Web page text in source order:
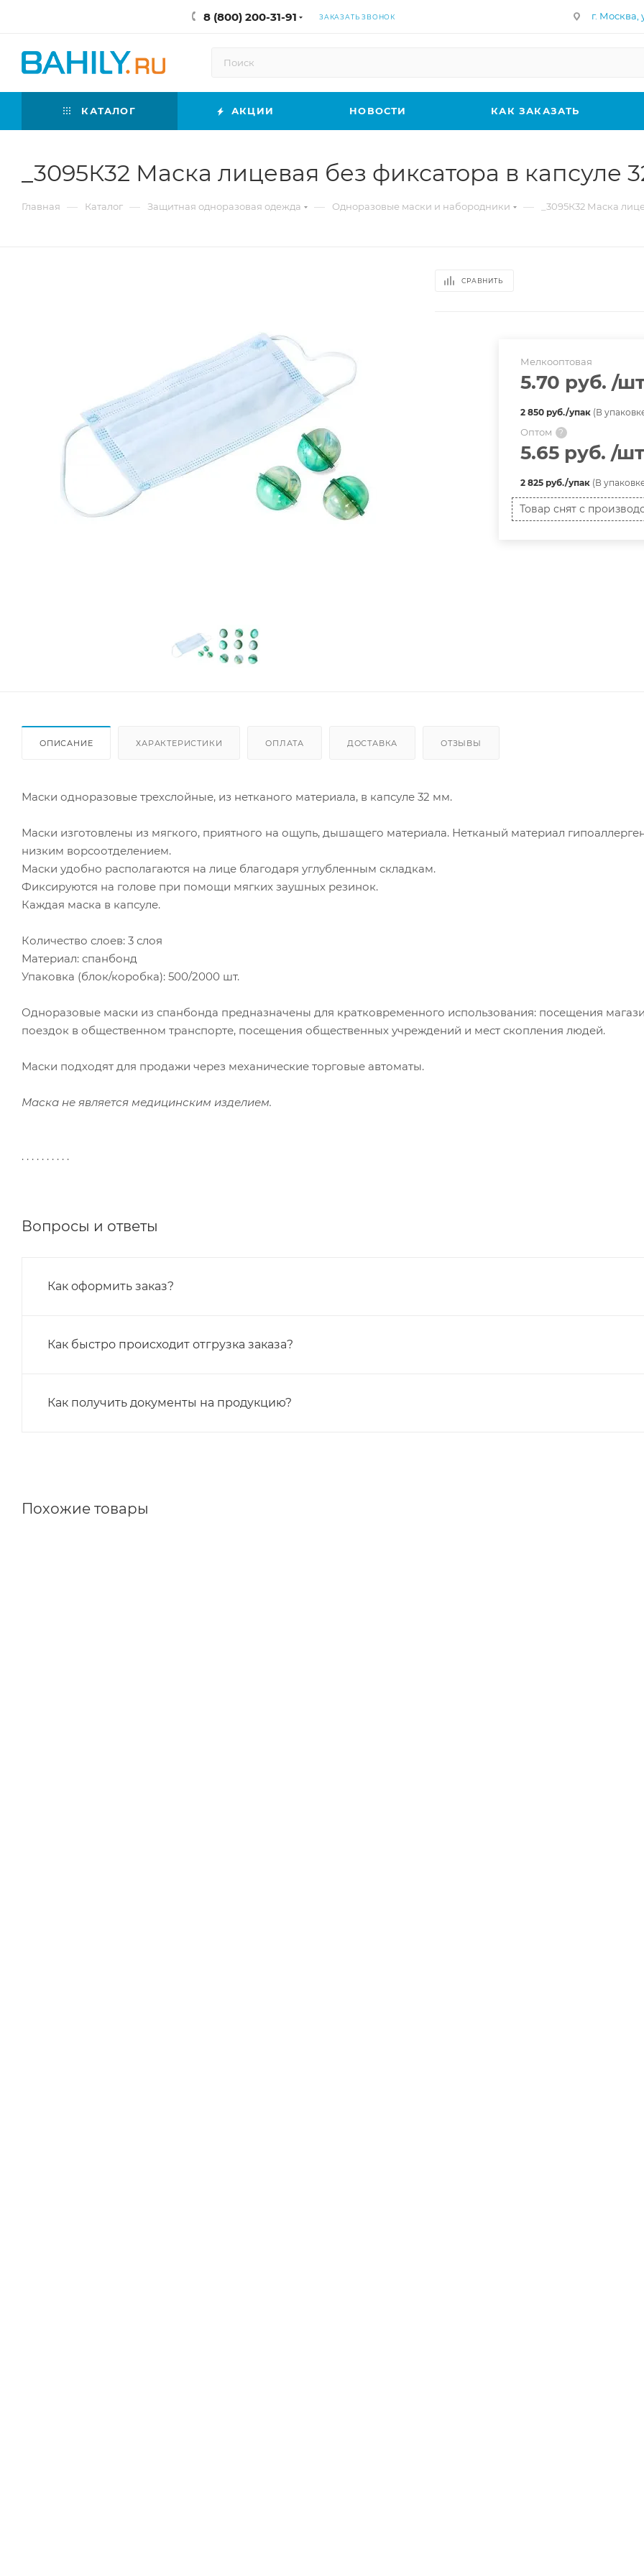
8 (800) 200-31-91 ЗАКАЗАТЬ ЗВОНОК г. Москва,
КАТАЛОГ АКЦИИ НОВОСТИ КАК ЗАКАЗАТЬ
_3095К32 Маска лицевая без фиксатора в капсуле
Главная — Каталог — Защитная одноразовая одежда — Одноразовые маски и набородники — _3095К32 Маска
СРАВНИТЬ
Мелкооптовая
5.70 руб. /
2 850 руб./упак(В
Оптом ?
5.65 руб. /шт
2 825 руб./упак(В
Товар снят с
ОПИСАНИЕ ХАРАКТЕРИСТИКИ ОПЛАТА ДОСТАВКА ОТЗЫВЫ
Маски одноразовые трехслойные, из нетканого материала, в капсуле 32 мм.
Маски изготовлены из мягкого, приятного на ощупь, дышащего материала. Нетканый материал
низким ворсоотделением.
Маски удобно располагаются на лице благодаря углубленным складкам.
Фиксируются на голове при помощи мягких заушных резинок.
Каждая маска в капсуле.
Количество слоев: 3 слоя
Материал: спанбонд
Упаковка (блок/коробка): 500/2000 шт.
Одноразовые маски из спанбонда предназначены для кратковременного использования: посещения
поездок в общественном транспорте, посещения общественных учреждений и мест скопления людей.
Маски подходят для продажи через механические торговые автоматы.
Маска не является медицинским изделием.
. . . . . . . . . .
Вопросы и ответы
Как оформить заказ?
Как быстро происходит отгрузка заказа?
Как получить документы на продукцию?
Похожие товары